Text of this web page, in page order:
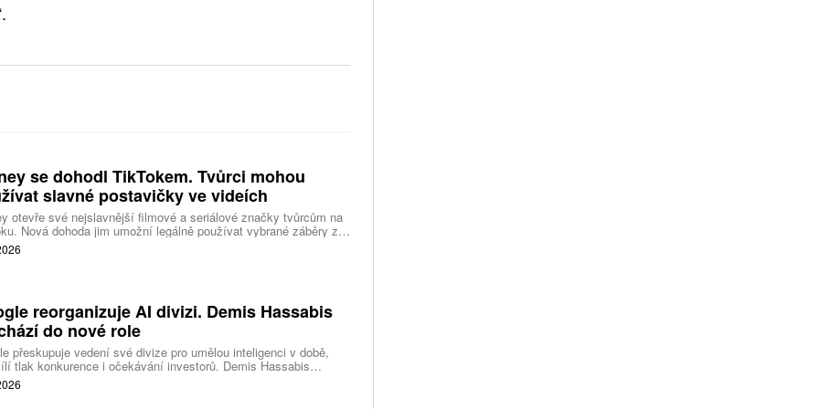
se dohodl TikTokem. Tvůrci mohou
slavné postavičky ve videích
otevře své nejslavnější filmové a seriálové značky tvůrcům na
Nová dohoda jim umožní legálně používat vybrané záběry z
studia a sdílet vlastní videa také na platformě Disney Verts.
reorganizuje AI divizi. Demis Hassabis
do nové role
přeskupuje vedení své divize pro umělou inteligenci v době,
tlak konkurence i očekávání investorů. Demis Hassabis
každodenní řízení DeepMind a zaměří se na vývoj pokročilé
inteligence i její dopad na společnost.